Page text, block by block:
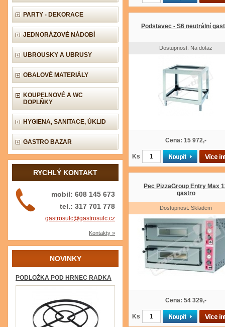
PARTY - DEKORACE
JEDNORÁZOVÉ NÁDOBÍ
UBROUSKY A UBRUSY
OBALOVÉ MATERIÁLY
KOUPELNOVÉ A WC
DOPLŇKY
HYGIENA, SANITACE, ÚKLID
GASTRO BAZAR
RYCHLÝ KONTAKT
mobil: 608 145 673
tel.: 317 701 778
gastrosulc@gastrosulc.cz
Kontakty »
NOVINKY
PODLOŽKA POD HRNEC RADKA
Podstavec - S6 neutrální
Dostupnost: Na dotaz
Cena: 15 972,-
Ks
Pec PizzaGroup Entry Max
gastro
Dostupnost: Skladem
Cena: 54 329,-
Ks